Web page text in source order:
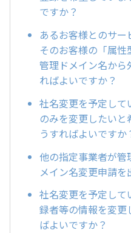
ですか？
あるお客様とのサー
そのお客様の「属
管理ドメイン名から
ればよいですか？
社名変更を予定して
のみを変更したい
うすればよいですか
他の指定事業者が管
メイン名変更申請
社名変更を予定して
録者等の情報を変
ばよいですか？